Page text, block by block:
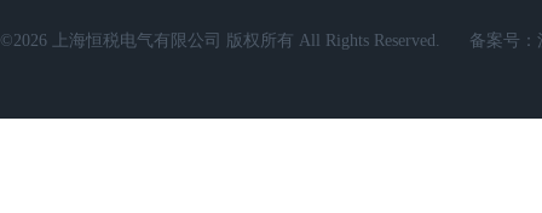
©2026 上海恒税电气有限公司 版权所有 All Rights Reserved. 备案号：